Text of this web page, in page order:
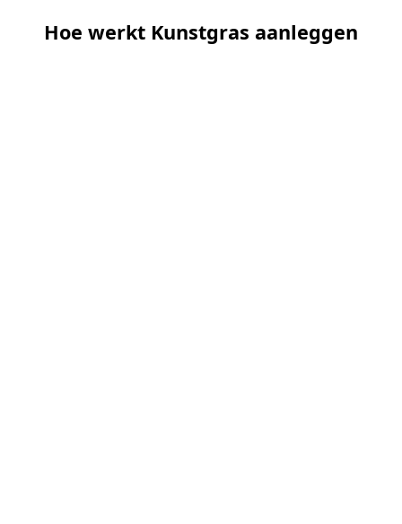
Hoe werkt Kunstgras aanleggen